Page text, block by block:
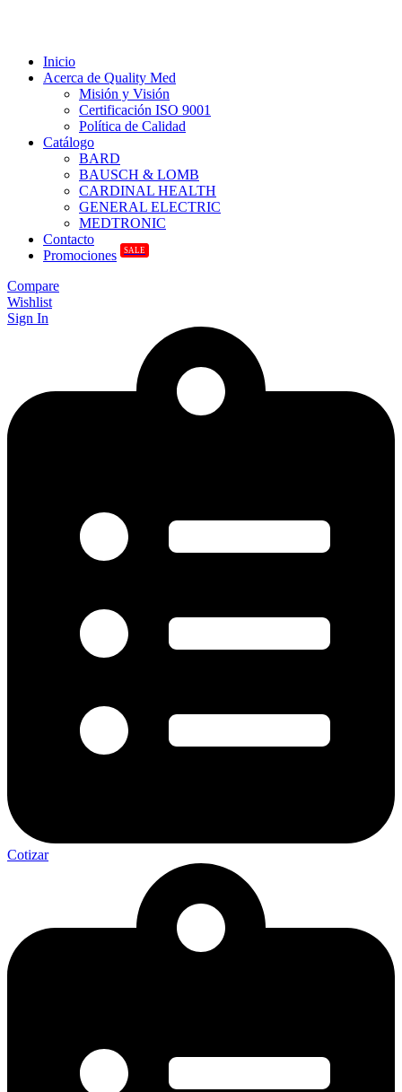
Inicio
Acerca de Quality Med
Misión y Visión
Certificación ISO 9001
Política de Calidad
Catálogo
BARD
BAUSCH & LOMB
CARDINAL HEALTH
GENERAL ELECTRIC
MEDTRONIC
Contacto
Promociones
SALE
Compare
Wishlist
Sign In
Cotizar